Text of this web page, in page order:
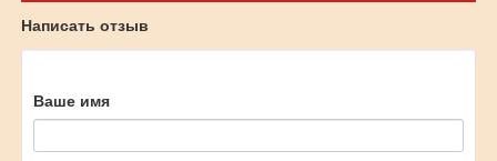
Написать отзыв
Ваше имя